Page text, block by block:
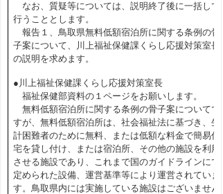
なお、質疑等については、説明終了後に一括して
行うこととします。
報告１、鳥取県無料低額宿泊所に関する条例の骨
子案について、川上福祉保健課くらし応援対策室長
の説明を求めます。
●川上福祉保健課くらし応援対策室長
福祉保健部資料の１ページをお願いします。
無料低額宿泊所に関する条例の骨子案についてで
すが、無料低額宿泊所は、社会福祉法に基づき、生
計困難者のために無料、または低額な料金で簡易住
宅を貸し付け、または宿泊所、その他の施設を利用
させる施設であり、これまで国のガイドラインにて
定められた設備、運営基準等により運営されていま
す。鳥取県内には実施している施設はございません